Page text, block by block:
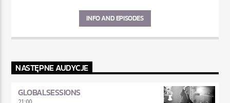
INFO AND EPISODES
NASTĘPNE AUDYCJE
GLOBALSESSIONS